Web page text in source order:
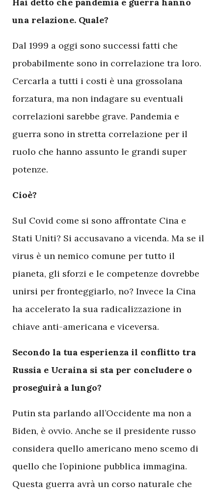
una relazione. Quale?
Dal 1999 a oggi sono successi fatti che
probabilmente sono in correlazione tra loro.
Cercarla a tutti i costi è una grossolana
forzatura, ma non indagare su eventuali
correlazioni sarebbe grave. Pandemia e
guerra sono in stretta correlazione per il
ruolo che hanno assunto le grandi super
potenze.
Cioè?
Sul Covid come si sono affrontate Cina e
Stati Uniti? Si accusavano a vicenda. Ma se il
virus è un nemico comune per tutto il
pianeta, gli sforzi e le competenze dovrebbe
unirsi per fronteggiarlo, no? Invece la Cina
ha accelerato la sua radicalizzazione in
chiave anti-americana e viceversa.
Secondo la tua esperienza il conflitto tra
Russia e Ucraina si sta per concludere o
proseguirà a lungo?
Putin sta parlando all’Occidente ma non a
Biden, è ovvio. Anche se il presidente russo
considera quello americano meno scemo di
quello che l’opinione pubblica immagina.
Questa guerra avrà un corso naturale che